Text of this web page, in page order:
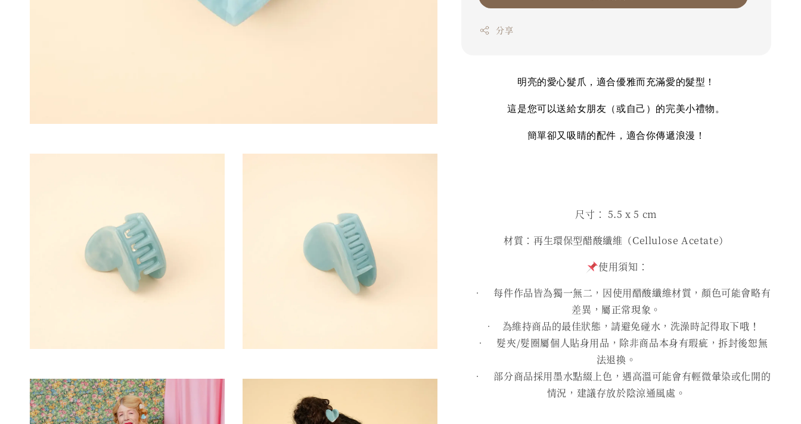
分享
明亮的愛心髮爪，適合優雅而充滿愛的髮型！
這是您可以送給女朋友（或自己）的完美小禮物。
簡單卻又吸睛的配件，適合你傳遞浪漫！
尺寸： 5.5 x 5 cm
材質：再生環保型醋酸纖維（Cellulose Acetate）
使用須知：
• 每件作品皆為獨一無二，因使用醋酸纖維材質，顏色可能會略有
差異，屬正常現象。
• 為維持商品的最佳狀態，請避免碰水，洗澡時記得取下哦！
• 髮夾/髮圈屬個人貼身用品，除非商品本身有瑕疵，拆封後恕無
法退換。
• 部分商品採用墨水點綴上色，遇高溫可能會有輕微暈染或化開的
情況，建議存放於陰涼通風處。